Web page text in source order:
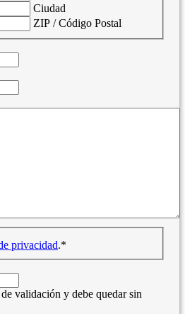
Ciudad
ZIP / Código Postal
privacidad.*
validación y debe quedar sin